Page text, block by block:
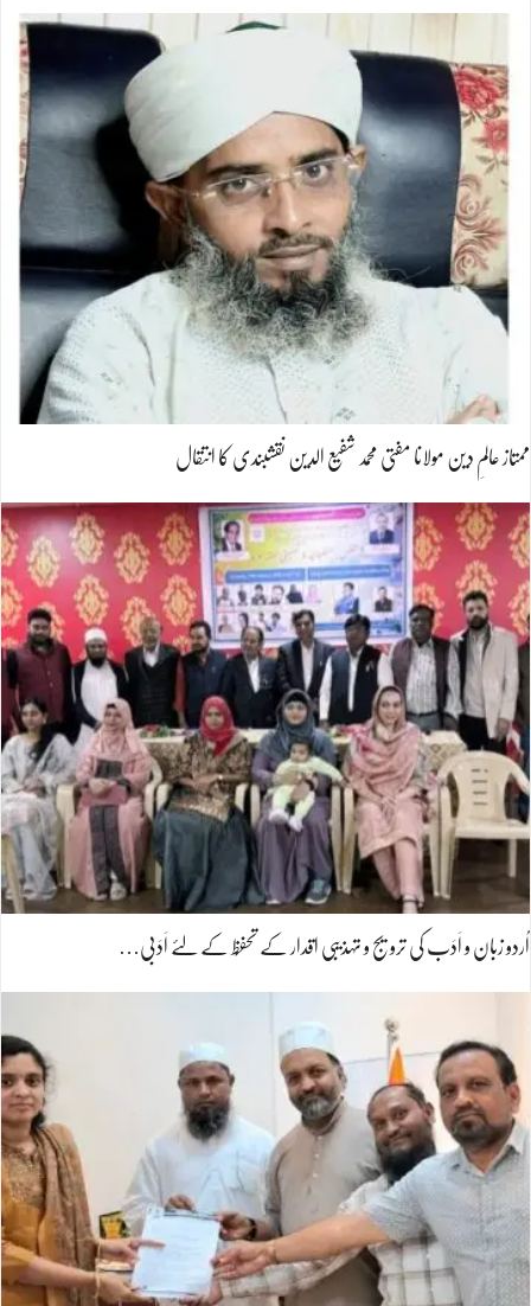
ممتاز عالمِ دین مولانا مفتی محمد شفیع الدین نقشبندی کا انتقال
اُردو زبان و اَدَب کی ترویج و تہذیبی اقدار کے تحفُّظ کے لئے اَدَبی…